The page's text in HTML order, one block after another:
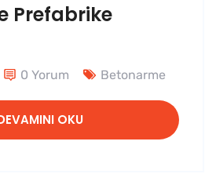
Prefabrike
0 Yorum Betonarme
OKU